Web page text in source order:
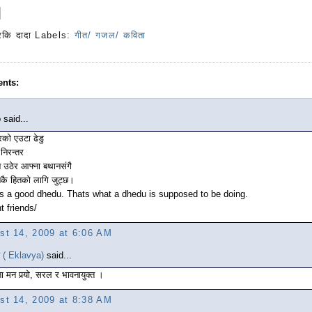
दादा Labels:गीत/ गजल/ कविता
said...
एउटा ढेडु
उठेर आफ्ना बथानसंगै
हितको लागि जुट्छ।
a good dhedu. Thats what a dhedu is supposed to be doing.
friends/
14, 2009 at 6:06 AM
( Eklavya) said...
मन पर्‍यो, सरल र भावनायुक्त ।
14, 2009 at 8:38 AM